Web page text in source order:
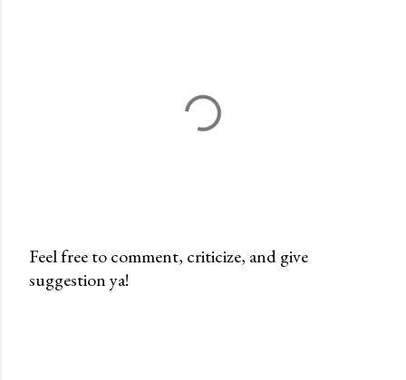
P
Feel free to comment, criticize, and give
suggestion ya!